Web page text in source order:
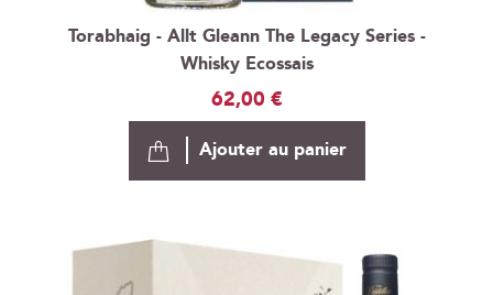
Torabhaig - Allt Gleann The Legacy Series -
Whisky Ecossais
62,00 €
Ajouter au panier